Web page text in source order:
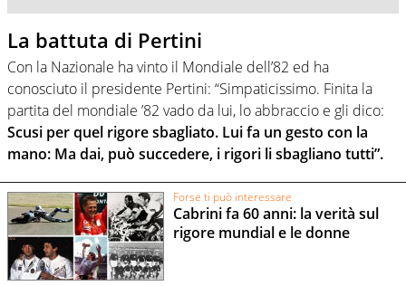
La battuta di Pertini
Con la Nazionale ha vinto il Mondiale dell’82 ed ha
conosciuto il presidente Pertini: “Simpaticissimo. Finita la
partita del mondiale ’82 vado da lui, lo abbraccio e gli dico:
Scusi per quel rigore sbagliato. Lui fa un gesto con la
mano: Ma dai, può succedere, i rigori li sbagliano tutti”.
Forse ti può interessare
Cabrini fa 60 anni: la verità sul
rigore mundial e le donne